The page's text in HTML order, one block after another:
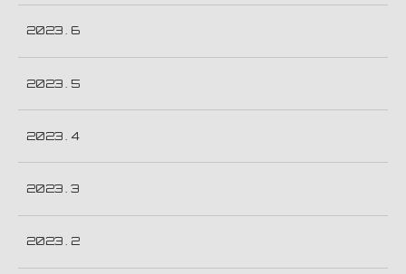
2023 . 6
2023 . 5
2023 . 4
2023 . 3
2023 . 2